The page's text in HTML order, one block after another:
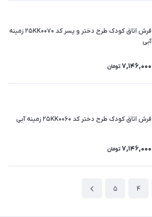
فرش اتاق کودک طرح دختر و پسر کد 25KK0070 زمینه
آبی
7,146,000 تومان
فرش اتاق کودک طرح دختر کد 25KK0060 زمینه آبی
7,146,000 تومان
4
5